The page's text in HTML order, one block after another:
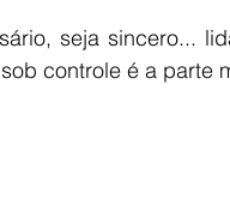
seja sincero...
controle é a parte